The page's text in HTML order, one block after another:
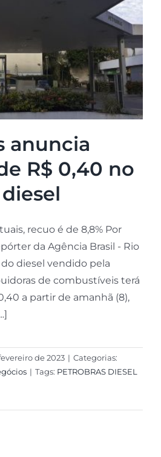
anuncia
R$ 0,40 no
recuo é de 8,8% Por
da Agência Brasil - Rio
diesel vendido pela
de combustíveis terá
a partir de amanhã (8),
de 2023 | Categorias:
| Tags: PETROBRAS DIESEL